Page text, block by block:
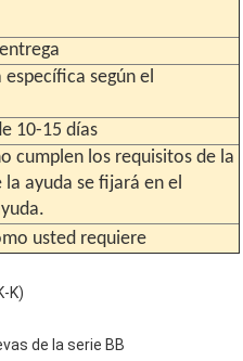
según el
10-15 días
cumplen los requisitos de la
ayuda se fijará en el
usted requiere
K)
de la serie BB